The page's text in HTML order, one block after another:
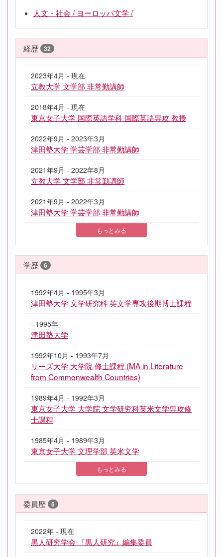
人文・社会 / ヨーロッパ文学 /
経歴 32
2023年4月 - 現在
立教大学 文学部 非常勤講師
2018年4月 - 現在
東京女子大学 国際英語学科 国際英語専攻 教授
2022年9月 - 2023年3月
津田塾大学 学芸学部 非常勤講師
2021年9月 - 2022年8月
立教大学 文学部 非常勤講師
2021年9月 - 2022年3月
津田塾大学 学芸学部 非常勤講師
もっとみる
学歴 6
1992年4月 - 1995年3月
津田塾大学 文学研究科 英文学専攻後期博士課程
- 1995年
津田塾大学
1992年10月 - 1993年7月
リーズ大学 大学院 修士課程 (MA in Literature
from Commonwealth Countries)
1989年4月 - 1992年3月
東京女子大学 大学院 文学研究科英米文学専攻修
士課程
1985年4月 - 1989年3月
東京女子大学 文理学部 英米文学
もっとみる
委員歴 6
2022年 - 現在
黒人研究学会 『黒人研究』編集委員